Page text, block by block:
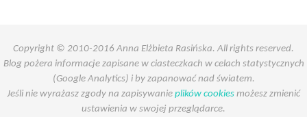
Copyright © 2010-2016 Anna Elżbieta Rasińska. All rights reserved.
Blog pożera informacje zapisane w ciasteczkach w celach statystycznych
(Google Analytics) i by zapanować nad światem.
Jeśli nie wyrażasz zgody na zapisywanie plików cookies możesz zmienić
ustawienia w swojej przeglądarce.